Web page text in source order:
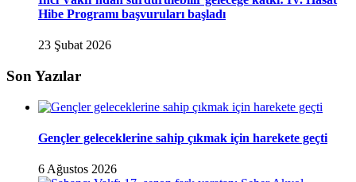
Hibe Programı başvuruları başladı
23 Şubat 2026
Son Yazılar
Gençler geleceklerine sahip çıkmak için harekete geçti
6 Ağustos 2026